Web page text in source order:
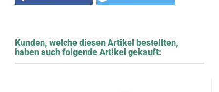
Kunden, welche diesen Artikel bestellten,
haben auch folgende Artikel gekauft: